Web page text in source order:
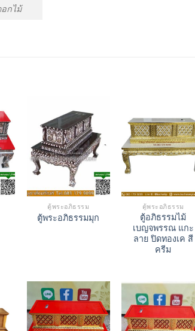
กไม้
ตู้พระอภิธรรม
ตู้พระอภิธรรมมุก
ตู้พระอภิธรรม
ตู้อภิธรรมไม้
เบญจพรรณ แกะ
ลาย ปิดทองเค สี
ครีม